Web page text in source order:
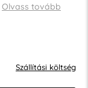
Olvass tovább
Szállítási költség